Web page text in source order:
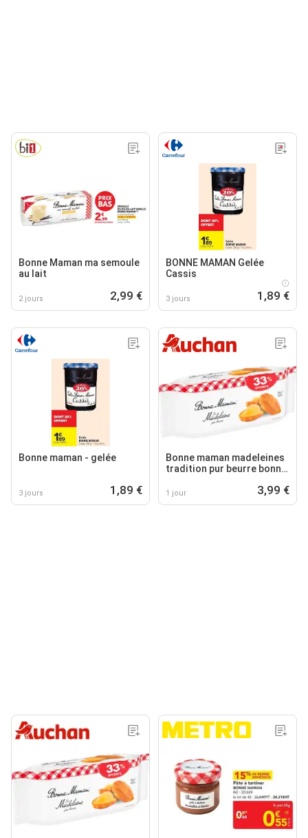
Bonne Maman ma semoule
au lait
2 jours 2,99 €
BONNE MAMAN Gelée
Cassis
3 jours 1,89 €
Bonne maman - gelée
3 jours 1,89 €
Bonne maman madeleines
tradition pur beurre bonne
1 jour 3,99 €